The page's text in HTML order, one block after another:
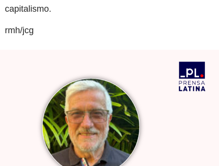
capitalismo.
rmh/jcg